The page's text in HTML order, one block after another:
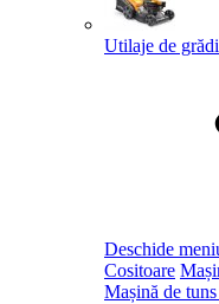
Utilaje de
Deschide
Cositoare
Mașină de